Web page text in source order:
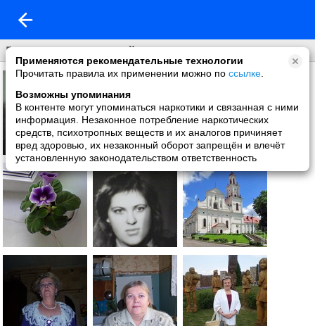
Применяются рекомендательные технологии
Прочитать правила их применении можно по ссылке
Возможны упоминания
В контенте могут упоминаться наркотики и связанная с ними
информация. Незаконное потребление наркотических
средств, психотропных веществ и их аналогов причиняет
вред здоровью, их незаконный оборот запрещён и влечёт
установленную законодательством ответственность
Галерея поздравлений